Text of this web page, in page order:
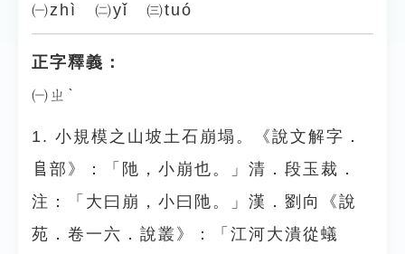
㈠zhì ㈡yǐ ㈢tuó
正字釋義：
㈠ㄓˋ
1. 小規模之山坡土石崩塌。《說文解字．
𨸏部》：「阤，小崩也。」清．段玉裁．
注：「大曰崩，小曰阤。」漢．劉向《說
苑．卷一六．說叢》：「江河大潰從蟻